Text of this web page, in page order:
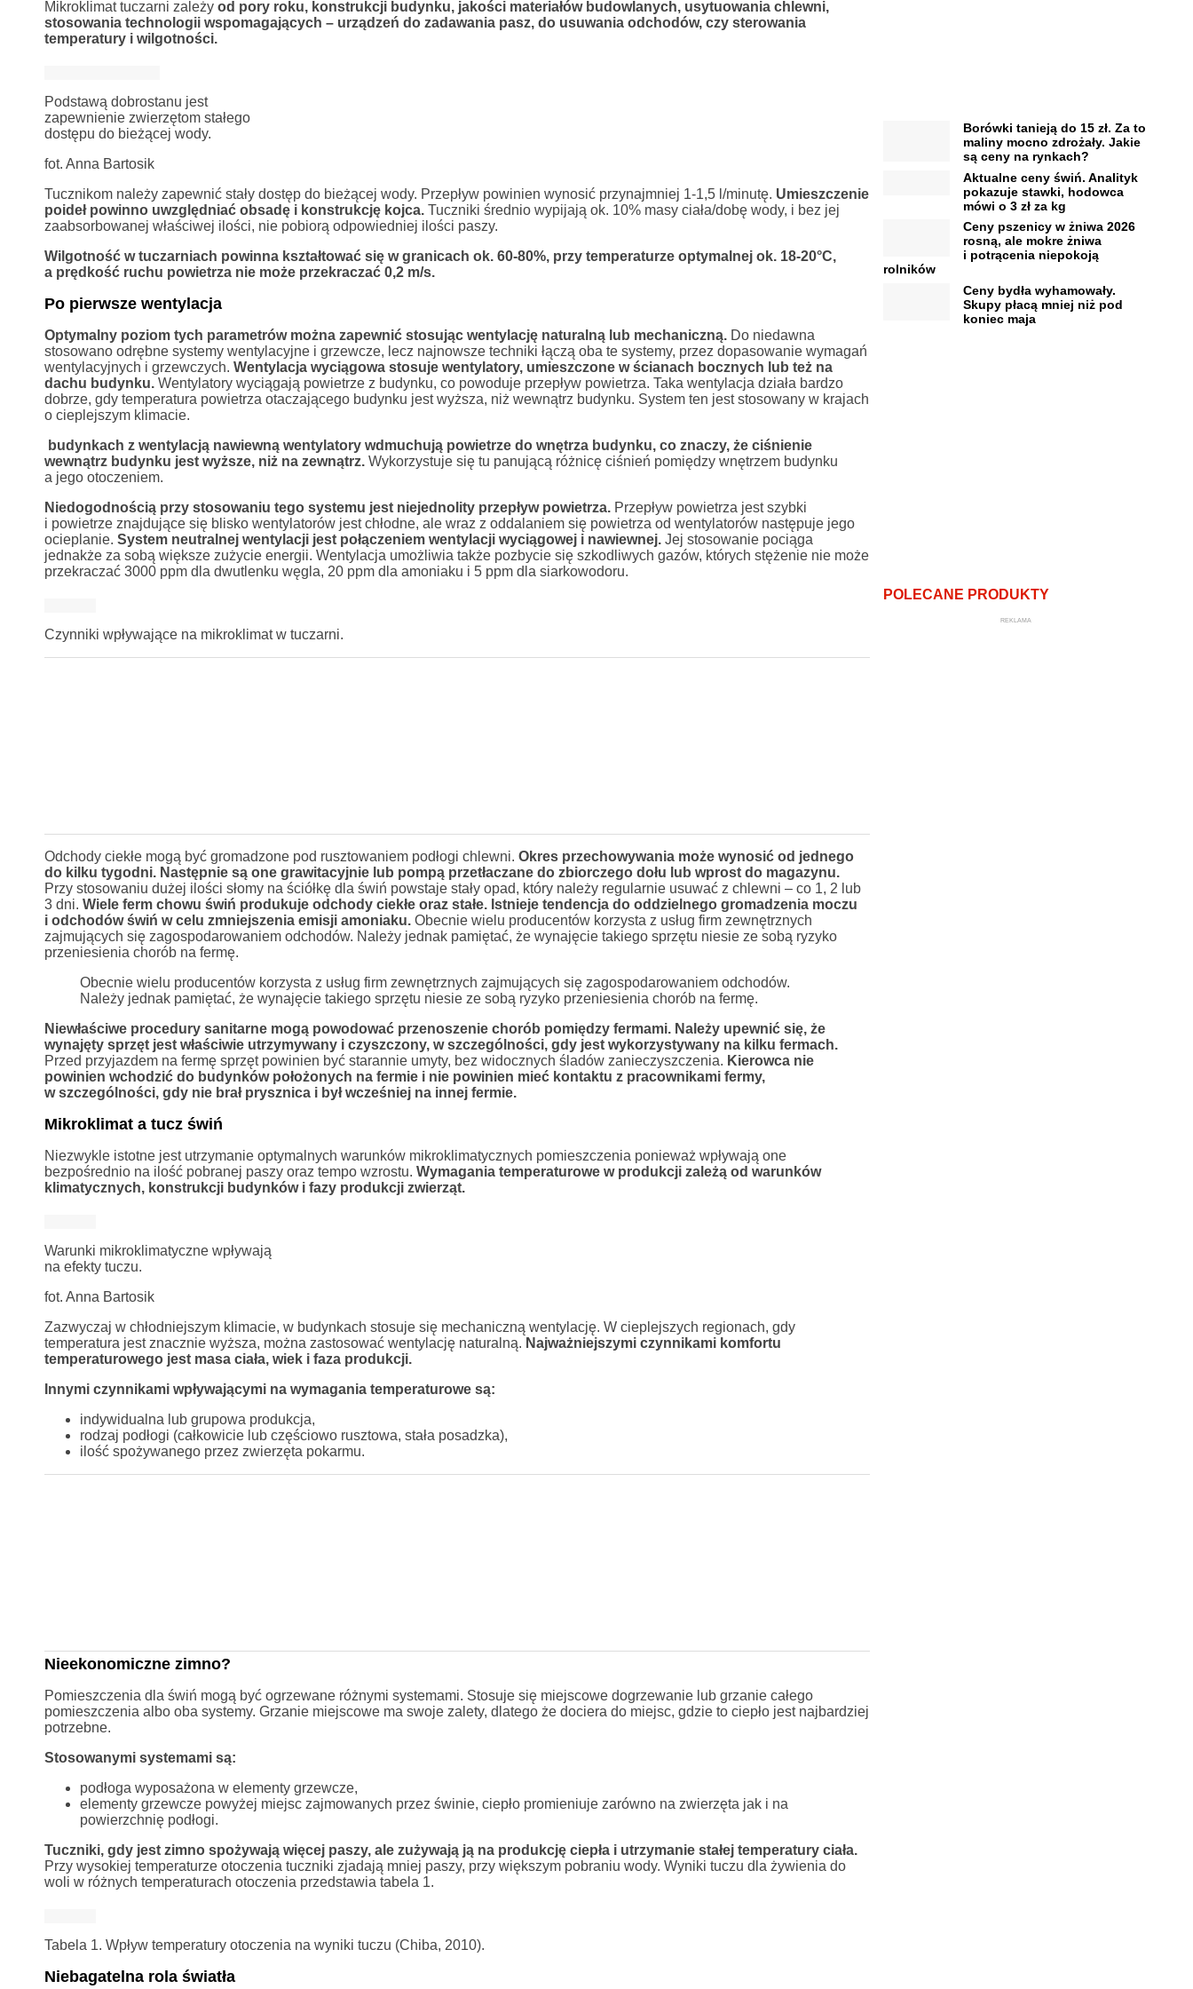
Mikroklimat tuczarni zależy od pory roku, konstrukcji budynku, jakości materiałów budowlanych, usytuowania chlewni,
stosowania technologii wspomagających – urządzeń do zadawania pasz, do usuwania odchodów, czy sterowania
temperatury i wilgotności.
Podstawą dobrostanu jest
zapewnienie zwierzętom stałego
dostępu do bieżącej wody.
fot. Anna Bartosik
Tucznikom należy zapewnić stały dostęp do bieżącej wody. Przepływ powinien wynosić przynajmniej 1-1,5 l/minutę. Umieszczenie
poideł powinno uwzględniać obsadę i konstrukcję kojca.Tuczniki średnio wypijają ok. 10% masy ciała/dobę wody, i bez jej
zaabsorbowanej właściwej ilości, nie pobiorą odpowiedniej ilości paszy.
Wilgotność w tuczarniach powinna kształtować się w granicach ok. 60-80%, przy temperaturze optymalnej ok. 18-20°C,
a prędkość ruchu powietrza nie może przekraczać 0,2 m/s.
Po pierwsze wentylacja
Optymalny poziom tych parametrów można zapewnić stosując wentylację naturalną lub mechaniczną.Do niedawna
stosowano odrębne systemy wentylacyjne i grzewcze, lecz najnowsze techniki łączą oba te systemy, przez dopasowanie wymagań
wentylacyjnych i grzewczych. Wentylacja wyciągowa stosuje wentylatory, umieszczone w ścianach bocznych lub też na
dachu budynku.Wentylatory wyciągają powietrze z budynku, co powoduje przepływ powietrza. Taka wentylacja działa bardzo
dobrze, gdy temperatura powietrza otaczającego budynku jest wyższa, niż wewnątrz budynku. System ten jest stosowany w krajach
o cieplejszym klimacie.
budynkach z wentylacją nawiewną wentylatory wdmuchują powietrze do wnętrza budynku, co znaczy, że ciśnienie
wewnątrz budynku jest wyższe, niż na zewnątrz.Wykorzystuje się tu panującą różnicę ciśnień pomiędzy wnętrzem budynku
a jego otoczeniem.
Niedogodnością przy stosowaniu tego systemu jest niejednolity przepływ powietrza.Przepływ powietrza jest szybki
i powietrze znajdujące się blisko wentylatorów jest chłodne, ale wraz z oddalaniem się powietrza od wentylatorów następuje jego
ocieplanie. System neutralnej wentylacji jest połączeniem wentylacji wyciągowej i nawiewnej.Jej stosowanie pociąga
jednakże za sobą większe zużycie energii. Wentylacja umożliwia także pozbycie się szkodliwych gazów, których stężenie nie może
przekraczać 3000 ppm dla dwutlenku węgla, 20 ppm dla amoniaku i 5 ppm dla siarkowodoru.
Czynniki wpływające na mikroklimat w tuczarni.
Odchody ciekłe mogą być gromadzone pod rusztowaniem podłogi chlewni. Okres przechowywania może wynosić od jednego
do kilku tygodni. Następnie są one grawitacyjnie lub pompą przetłaczane do zbiorczego dołu lub wprost do magazynu.
Przy stosowaniu dużej ilości słomy na ściółkę dla świń powstaje stały opad, który należy regularnie usuwać z chlewni – co 1, 2 lub
3 dni. Wiele ferm chowu świń produkuje odchody ciekłe oraz stałe. Istnieje tendencja do oddzielnego gromadzenia moczu
i odchodów świń w celu zmniejszenia emisji amoniaku. Obecnie wielu producentów korzysta z usług firm zewnętrznych
zajmujących się zagospodarowaniem odchodów. Należy jednak pamiętać, że wynajęcie takiego sprzętu niesie ze sobą ryzyko
przeniesienia chorób na fermę.
Obecnie wielu producentów korzysta z usług firm zewnętrznych zajmujących się zagospodarowaniem odchodów.
Należy jednak pamiętać, że wynajęcie takiego sprzętu niesie ze sobą ryzyko przeniesienia chorób na fermę.
Niewłaściwe procedury sanitarne mogą powodować przenoszenie chorób pomiędzy fermami. Należy upewnić się, że
wynajęty sprzęt jest właściwie utrzymywany i czyszczony, w szczególności, gdy jest wykorzystywany na kilku fermach.
Przed przyjazdem na fermę sprzęt powinien być starannie umyty, bez widocznych śladów zanieczyszczenia. Kierowca nie
powinien wchodzić do budynków położonych na fermie i nie powinien mieć kontaktu z pracownikami fermy,
w szczególności, gdy nie brał prysznica i był wcześniej na innej fermie.
Mikroklimat a tucz świń
Niezwykle istotne jest utrzymanie optymalnych warunków mikroklimatycznych pomieszczenia ponieważ wpływają one
bezpośrednio na ilość pobranej paszy oraz tempo wzrostu. Wymagania temperaturowe w produkcji zależą od warunków
klimatycznych, konstrukcji budynków i fazy produkcji zwierząt.
Warunki mikroklimatyczne wpływają
na efekty tuczu.
fot. Anna Bartosik
Zazwyczaj w chłodniejszym klimacie, w budynkach stosuje się mechaniczną wentylację. W cieplejszych regionach, gdy
temperatura jest znacznie wyższa, można zastosować wentylację naturalną. Najważniejszymi czynnikami komfortu
temperaturowego jest masa ciała, wiek i faza produkcji.
Innymi czynnikami wpływającymi na wymagania temperaturowe są:
indywidualna lub grupowa produkcja,
rodzaj podłogi (całkowicie lub częściowo rusztowa, stała posadzka),
ilość spożywanego przez zwierzęta pokarmu.
Nieekonomiczne zimno?
Pomieszczenia dla świń mogą być ogrzewane różnymi systemami. Stosuje się miejscowe dogrzewanie lub grzanie całego
pomieszczenia albo oba systemy. Grzanie miejscowe ma swoje zalety, dlatego że dociera do miejsc, gdzie to ciepło jest najbardziej
potrzebne.
Stosowanymi systemami są:
podłoga wyposażona w elementy grzewcze,
elementy grzewcze powyżej miejsc zajmowanych przez świnie, ciepło promieniuje zarówno na zwierzęta jak i na
powierzchnię podłogi.
Tuczniki, gdy jest zimno spożywają więcej paszy, ale zużywają ją na produkcję ciepła i utrzymanie stałej temperatury ciała.
Przy wysokiej temperaturze otoczenia tuczniki zjadają mniej paszy, przy większym pobraniu wody. Wyniki tuczu dla żywienia do
woli w różnych temperaturach otoczenia przedstawia tabela 1.
Tabela 1. Wpływ temperatury otoczenia na wyniki tuczu (Chiba, 2010).
Niebagatelna rola światła
Borówki tanieją do 15 zł. Za to
maliny mocno zdrożały. Jakie
są ceny na rynkach?
Aktualne ceny świń. Analityk
pokazuje stawki, hodowca
mówi o 3 zł za kg
Ceny pszenicy w żniwa 2026
rosną, ale mokre żniwa
i potrącenia niepokoją
rolników
Ceny bydła wyhamowały.
Skupy płacą mniej niż pod
koniec maja
POLECANE PRODUKTY
REKLAMA